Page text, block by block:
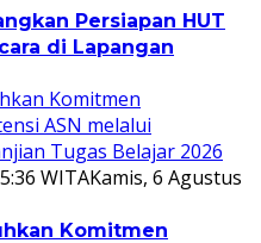
Persiapan HUT
di Lapangan
WITAKamis, 6 Agustus
Komitmen